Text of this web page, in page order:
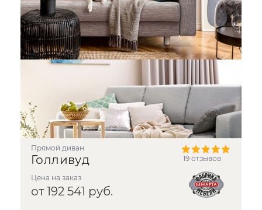
прямой диван
Голливуд
Цена на заказ
от 192 541 руб.
19 отзывов